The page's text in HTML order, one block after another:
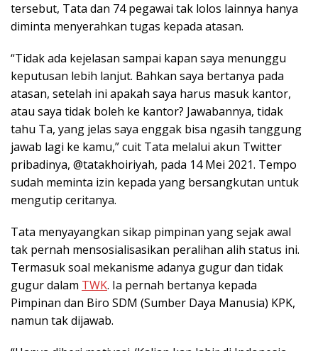
tersebut, Tata dan 74 pegawai tak lolos lainnya hanya
diminta menyerahkan tugas kepada atasan.
“Tidak ada kejelasan sampai kapan saya menunggu
keputusan lebih lanjut. Bahkan saya bertanya pada
atasan, setelah ini apakah saya harus masuk kantor,
atau saya tidak boleh ke kantor? Jawabannya, tidak
tahu Ta, yang jelas saya enggak bisa ngasih tanggung
jawab lagi ke kamu,” cuit Tata melalui akun Twitter
pribadinya, @tatakhoiriyah, pada 14 Mei 2021. Tempo
sudah meminta izin kepada yang bersangkutan untuk
mengutip ceritanya.
Tata menyayangkan sikap pimpinan yang sejak awal
tak pernah mensosialisasikan peralihan alih status ini.
Termasuk soal mekanisme adanya gugur dan tidak
gugur dalam TWK. Ia pernah bertanya kepada
Pimpinan dan Biro SDM (Sumber Daya Manusia) KPK,
namun tak dijawab.